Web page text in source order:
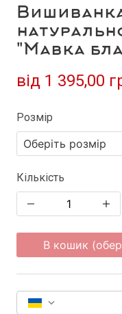
"Мавка
від 1 395,00
Розмір
Кількість
В кошик